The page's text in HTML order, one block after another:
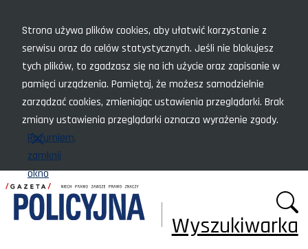
Strona używa plików cookies, aby ułatwić korzystanie z
serwisu oraz do celów statystycznych. Jeśli nie blokujesz
tych plików, to zgadzasz się na ich użycie oraz zapisanie w
pamięci urządzenia. Pamiętaj, że możesz samodzielnie
zarządzać cookies, zmieniając ustawienia przeglądarki. Brak
zmiany ustawienia przeglądarki oznacza wyrażenie zgody.
Rozumiem,
zamknij
okno
Wyszukiwarka